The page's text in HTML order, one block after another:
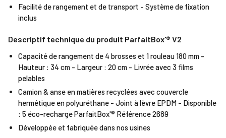
Facilité de rangement et de transport - Système de fixation
inclus
Descriptif technique du produit ParfaitBox'® V2
Capacité de rangement de 4 brosses et 1 rouleau 180 mm -
Hauteur : 34 cm - Largeur : 20 cm - Livrée avec 3 films
pelables
Camion & anse en matières recyclées avec couvercle
hermétique en polyuréthane - Joint à lèvre EPDM - Disponible
: 5 éco-recharge ParfaitBox'® Référence 2689
Développée et fabriquée dans nos usines